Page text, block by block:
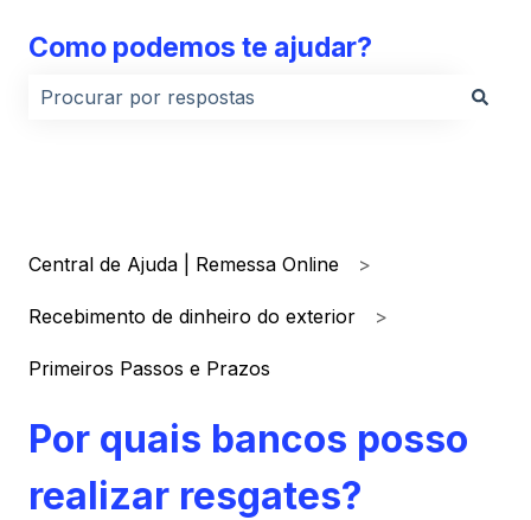
Como podemos te ajudar?
Central de Ajuda | Remessa Online
Recebimento de dinheiro do exterior
Primeiros Passos e Prazos
Por quais bancos posso
realizar resgates?